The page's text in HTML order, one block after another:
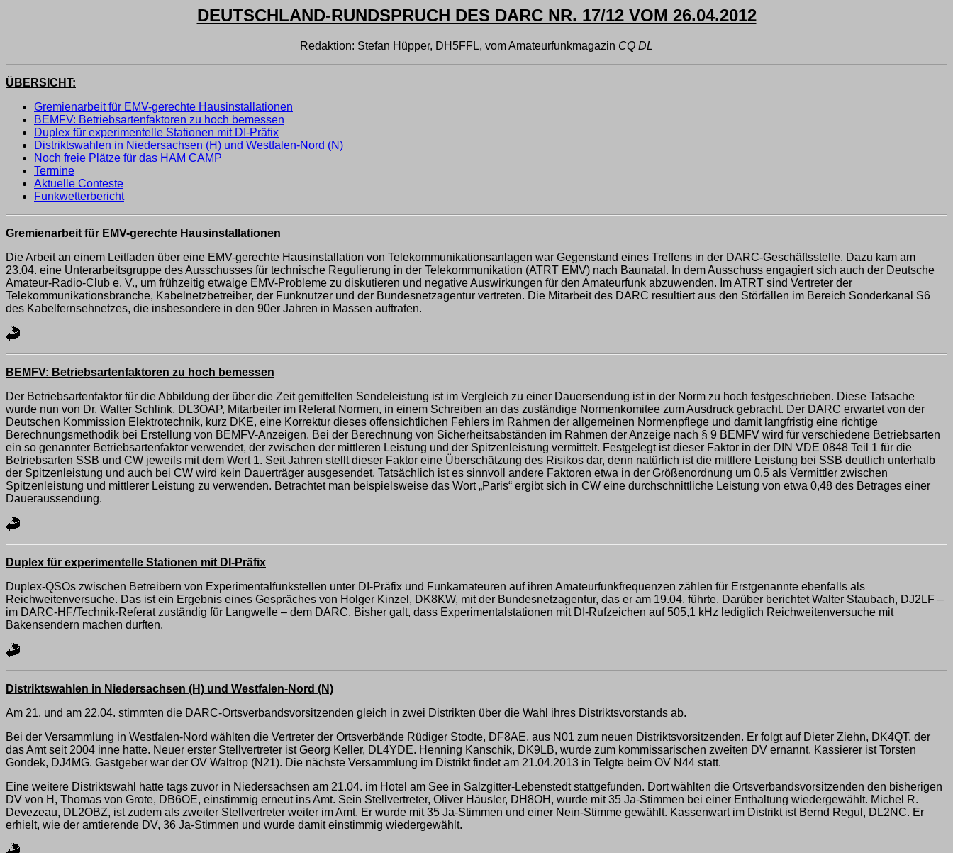
DEUTSCHLAND-RUNDSPRUCH DES DARC NR. 17/12 VOM 26.04.2012
Redaktion: Stefan Hüpper, DH5FFL, vom Amateurfunkmagazin CQ DL
ÜBERSICHT:
Gremienarbeit für EMV-gerechte Hausinstallationen
BEMFV: Betriebsartenfaktoren zu hoch bemessen
Duplex für experimentelle Stationen mit DI-Präfix
Distriktswahlen in Niedersachsen (H) und Westfalen-Nord (N)
Noch freie Plätze für das HAM CAMP
Termine
Aktuelle Conteste
Funkwetterbericht
Gremienarbeit für EMV-gerechte Hausinstallationen
Die Arbeit an einem Leitfaden über eine EMV-gerechte Hausinstallation von Telekommunikationsanlagen war Gegenstand eines Treffens in der DARC-Geschäftsstelle. Dazu kam am
23.04. eine Unterarbeitsgruppe des Ausschusses für technische Regulierung in der Telekommunikation (ATRT EMV) nach Baunatal. In dem Ausschuss engagiert sich auch der Deutsche
Amateur-Radio-Club e. V., um frühzeitig etwaige EMV-Probleme zu diskutieren und negative Auswirkungen für den Amateurfunk abzuwenden. Im ATRT sind Vertreter der
Telekommunikationsbranche, Kabelnetzbetreiber, der Funknutzer und der Bundesnetzagentur vertreten. Die Mitarbeit des DARC resultiert aus den Störfällen im Bereich Sonderkanal S6
des Kabelfernsehnetzes, die insbesondere in den 90er Jahren in Massen auftraten.
BEMFV: Betriebsartenfaktoren zu hoch bemessen
Der Betriebsartenfaktor für die Abbildung der über die Zeit gemittelten Sendeleistung ist im Vergleich zu einer Dauersendung ist in der Norm zu hoch festgeschrieben. Diese Tatsache
wurde nun von Dr. Walter Schlink, DL3OAP, Mitarbeiter im Referat Normen, in einem Schreiben an das zuständige Normenkomitee zum Ausdruck gebracht. Der DARC erwartet von der
Deutschen Kommission Elektrotechnik, kurz DKE, eine Korrektur dieses offensichtlichen Fehlers im Rahmen der allgemeinen Normenpflege und damit langfristig eine richtige
Berechnungsmethodik bei Erstellung von BEMFV-Anzeigen. Bei der Berechnung von Sicherheitsabständen im Rahmen der Anzeige nach § 9 BEMFV wird für verschiedene Betriebsarten
ein so genannter Betriebsartenfaktor verwendet, der zwischen der mittleren Leistung und der Spitzenleistung vermittelt. Festgelegt ist dieser Faktor in der DIN VDE 0848 Teil 1 für die
Betriebsarten SSB und CW jeweils mit dem Wert 1. Seit Jahren stellt dieser Faktor eine Überschätzung des Risikos dar, denn natürlich ist die mittlere Leistung bei SSB deutlich unterhalb
der Spitzenleistung und auch bei CW wird kein Dauerträger ausgesendet. Tatsächlich ist es sinnvoll andere Faktoren etwa in der Größenordnung um 0,5 als Vermittler zwischen
Spitzenleistung und mittlerer Leistung zu verwenden. Betrachtet man beispielsweise das Wort „Paris“ ergibt sich in CW eine durchschnittliche Leistung von etwa 0,48 des Betrages einer
Daueraussendung.
Duplex für experimentelle Stationen mit DI-Präfix
Duplex-QSOs zwischen Betreibern von Experimentalfunkstellen unter DI-Präfix und Funkamateuren auf ihren Amateurfunkfrequenzen zählen für Erstgenannte ebenfalls als
Reichweitenversuche. Das ist ein Ergebnis eines Gespräches von Holger Kinzel, DK8KW, mit der Bundesnetzagentur, das er am 19.04. führte. Darüber berichtet Walter Staubach, DJ2LF –
im DARC-HF/Technik-Referat zuständig für Langwelle – dem DARC. Bisher galt, dass Experimentalstationen mit DI-Rufzeichen auf 505,1 kHz lediglich Reichweitenversuche mit
Bakensendern machen durften.
Distriktswahlen in Niedersachsen (H) und Westfalen-Nord (N)
Am 21. und am 22.04. stimmten die DARC-Ortsverbandsvorsitzenden gleich in zwei Distrikten über die Wahl ihres Distriktsvorstands ab.
Bei der Versammlung in Westfalen-Nord wählten die Vertreter der Ortsverbände Rüdiger Stodte, DF8AE, aus N01 zum neuen Distriktsvorsitzenden. Er folgt auf Dieter Ziehn, DK4QT, der
das Amt seit 2004 inne hatte. Neuer erster Stellvertreter ist Georg Keller, DL4YDE. Henning Kanschik, DK9LB, wurde zum kommissarischen zweiten DV ernannt. Kassierer ist Torsten
Gondek, DJ4MG. Gastgeber war der OV Waltrop (N21). Die nächste Versammlung im Distrikt findet am 21.04.2013 in Telgte beim OV N44 statt.
Eine weitere Distriktswahl hatte tags zuvor in Niedersachsen am 21.04. im Hotel am See in Salzgitter-Lebenstedt stattgefunden. Dort wählten die Ortsverbandsvorsitzenden den bisherigen
DV von H, Thomas von Grote, DB6OE, einstimmig erneut ins Amt. Sein Stellvertreter, Oliver Häusler, DH8OH, wurde mit 35 Ja-Stimmen bei einer Enthaltung wiedergewählt. Michel R.
Devezeau, DL2OBZ, ist zudem als zweiter Stellvertreter weiter im Amt. Er wurde mit 35 Ja-Stimmen und einer Nein-Stimme gewählt. Kassenwart im Distrikt ist Bernd Regul, DL2NC. Er
erhielt, wie der amtierende DV, 36 Ja-Stimmen und wurde damit einstimmig wiedergewählt.